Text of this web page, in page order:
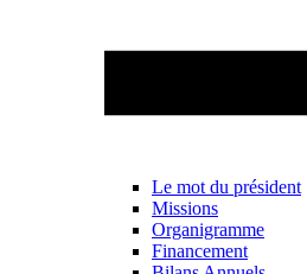
Le mot du président
Missions
Organigramme
Financement